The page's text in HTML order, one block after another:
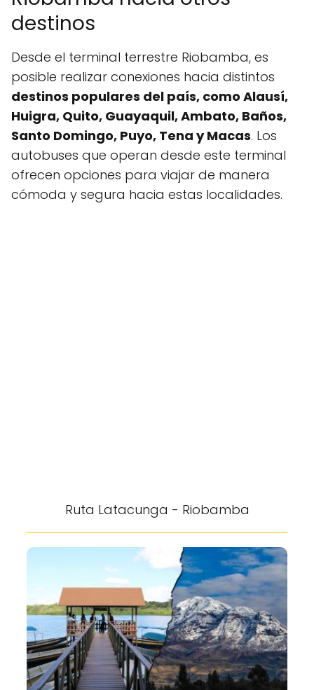
destinos
Desde el terminal terrestre Riobamba, es
posible realizar conexiones hacia distintos
destinos populares del país, como Alausí,
Huigra, Quito, Guayaquil, Ambato, Baños,
Santo Domingo, Puyo, Tena y Macas. Los
autobuses que operan desde este terminal
ofrecen opciones para viajar de manera
cómoda y segura hacia estas localidades.
Ruta Latacunga - Riobamba